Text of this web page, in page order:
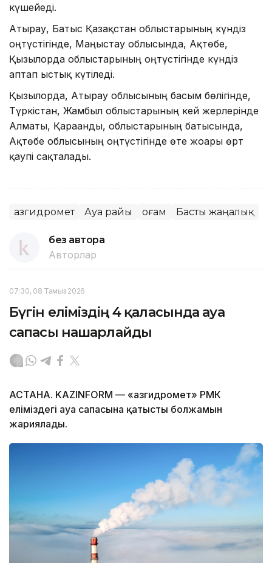
күшейеді.
Атырау, Батыс Қазақстан облыстарының күндіз
оңтүстігінде, Маңғыстау облысында, Ақтөбе,
Қызылорда облыстарының оңтүстігінде күндіз
аптап ыстық күтіледі.
Қызылорда, Атырау облысының басым бөлігінде,
Түркістан, Жамбыл облыстарының кей жерлерінде
Алматы, Қарағанды, облыстарының батысында,
Ақтөбе облысының оңтүстігінде өте жоғары өрт
қаупі сақталады.
Қазгидромет Ауа райы Қоғам Басты жаңалық
без автора
Авторлар
07:30, 08 Тамыз 2026
Бүгін еліміздің 4 қаласында ауа
сапасы нашарлайды
АСТАНА. KAZINFORM — «Қазгидромет» РМК
еліміздегі ауа сапасына қатысты болжамын
жариялады.